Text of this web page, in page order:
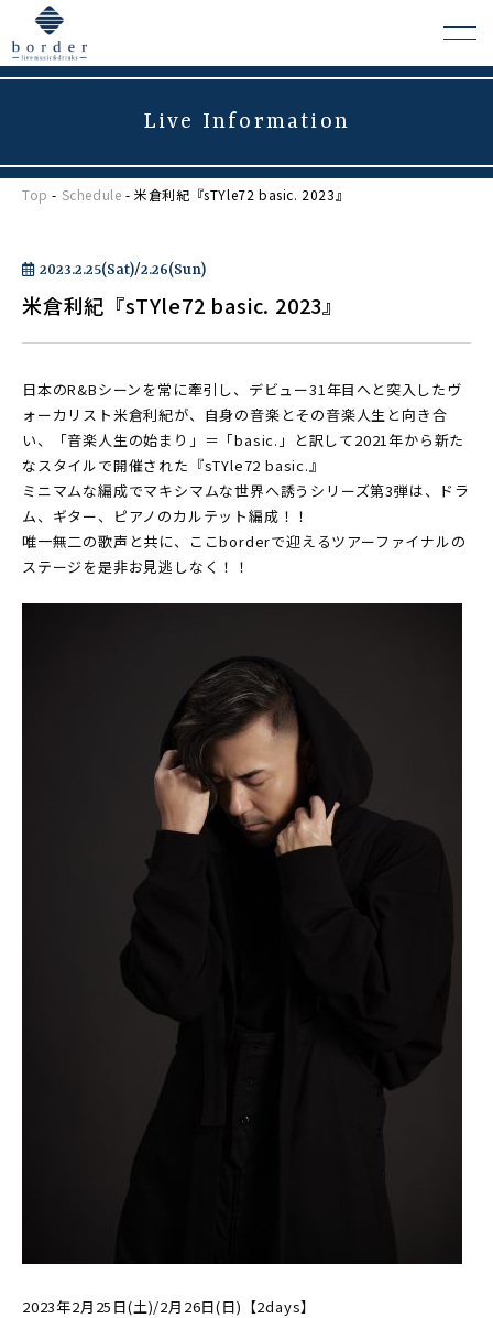
よくある質問
Live Information
Top - Schedule - 米倉利紀『sTYle72 basic. 2023』
2023.2.25(Sat)/2.26(Sun)
米倉利紀『sTYle72 basic. 2023』
日本のR&Bシーンを常に牽引し、デビュー31年目へと突入したヴ
ォーカリスト米倉利紀が、自身の音楽とその音楽人生と向き合
い、「音楽人生の始まり」＝「basic.」と訳して2021年から新た
なスタイルで開催された『sTYle72 basic.』
ミニマムな編成でマキシマムな世界へ誘うシリーズ第3弾は、ドラ
ム、ギター、ピアノのカルテット編成！！
唯一無二の歌声と共に、ここborderで迎えるツアーファイナルの
ステージを是非お見逃しなく！！
2023年2月25日(土)/2月26日(日)【2days】